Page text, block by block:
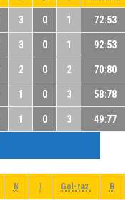
3 0 1 72:53
3 0 1 92:53
2 0 2 70:80
1 0 3 58:78
1 0 3 49:77
N I Gol-raz. B